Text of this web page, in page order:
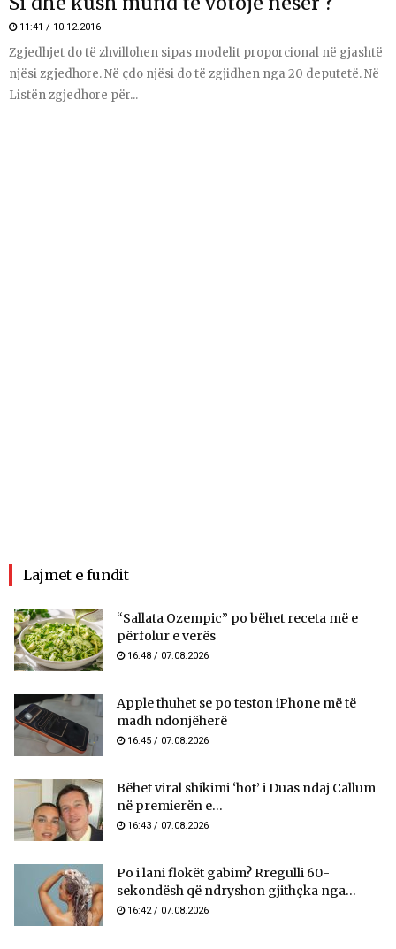
11:41 / 10.12.2016
Zgjedhjet do të zhvillohen sipas modelit proporcional në gjashtë
njësi zgjedhore. Në çdo njësi do të zgjidhen nga 20 deputetë. Në
Listën zgjedhore për...
Lajmet e fundit
“Sallata Ozempic” po bëhet receta më e
përfolur e verës
16:48 / 07.08.2026
Apple thuhet se po teston iPhone më të
madh ndonjëherë
16:45 / 07.08.2026
Bëhet viral shikimi ‘hot’ i Duas ndaj Callum
në premierën e...
16:43 / 07.08.2026
Po i lani flokët gabim? Rregulli 60-
sekondësh që ndryshon gjithçka nga...
16:42 / 07.08.2026